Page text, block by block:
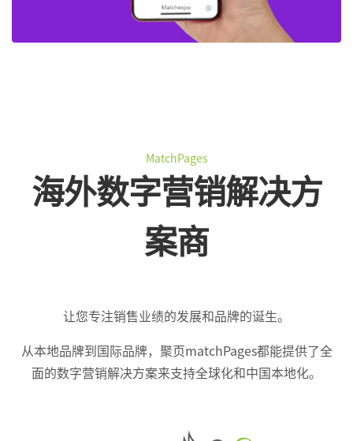
MatchPages
海外数字营销解决方
案商
让您专注销售业绩的发展和品牌的诞生。
从本地品牌到国际品牌，聚页matchPages都能提供了全
面的数字营销解决方案来支持全球化和中国本地化。